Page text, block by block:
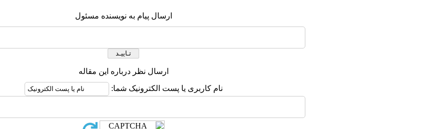
ارسال پیام به نویسنده مسئول
ارسال نظر درباره این مقاله
نام کاربری یا پست الکترونیک شما: